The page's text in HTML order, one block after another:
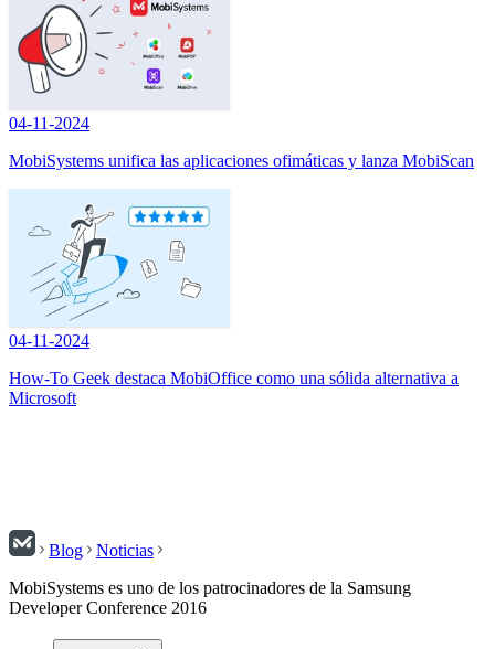
04-11-2024
MobiSystems unifica las aplicaciones ofimáticas y lanza MobiScan
04-11-2024
How-To Geek destaca MobiOffice como una sólida alternativa a
Microsoft
Blog
Noticias
MobiSystems es uno de los patrocinadores de la Samsung
Developer Conference 2016